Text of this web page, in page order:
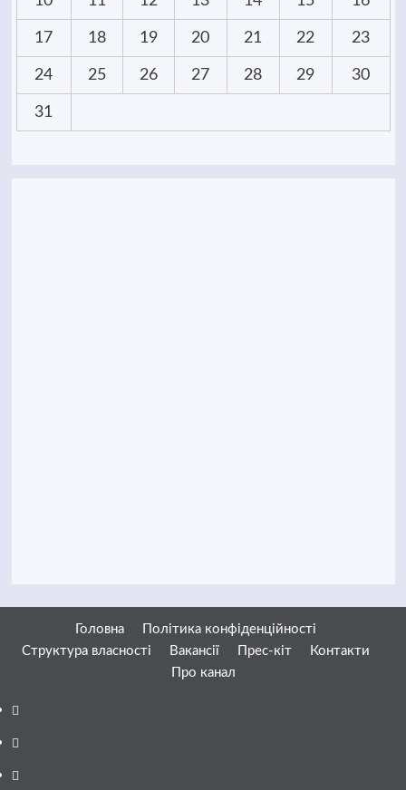
17 18 19 20 21 22 23
24 25 26 27 28 29 30
31
Головна
Політика конфіденційності
Структура власності
Вакансії Прес-кіт
Контакти
Про канал
Facebook
YouTube
Telegram